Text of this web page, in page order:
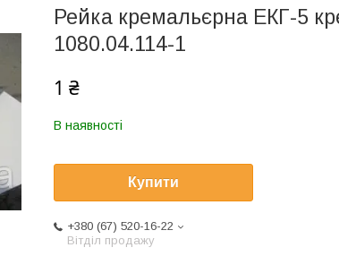
Рейка кремальєрна ЕКГ-5
1080.04.114-1
1 ₴
В наявності
Купити
+380 (67) 520-16-22
Вітділ продажу